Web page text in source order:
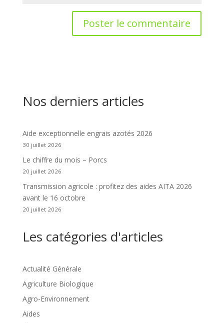
Nos derniers articles
Aide exceptionnelle engrais azotés 2026
30 juillet 2026
Le chiffre du mois – Porcs
20 juillet 2026
Transmission agricole : profitez des aides AITA 2026
avant le 16 octobre
20 juillet 2026
Les catégories d'articles
Actualité Générale
Agriculture Biologique
Agro-Environnement
Aides